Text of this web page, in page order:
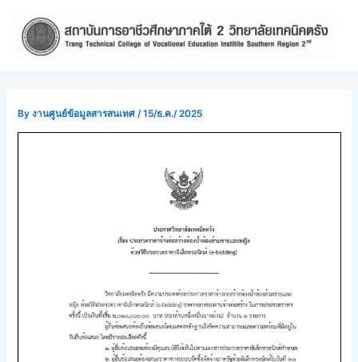
content
Byงานศูนย์ข้อมูลสารสนเทศ/15/ธ.ค./ 2025
navigation